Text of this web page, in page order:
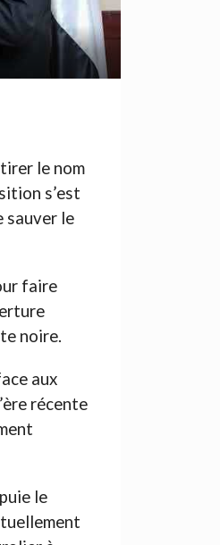
le nom
s’est
sauver le
faire
noire.
aux
récente
le